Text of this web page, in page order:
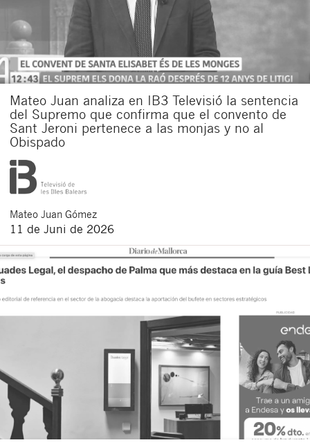
Mateo Juan analiza en IB3 Televisió la sentencia
del Supremo que confirma que el convento de
Sant Jeroni pertenece a las monjas y no al
Obispado
Mateo Juan Gómez
11 de Juni de 2026
Ich bin damit einverstanden, Mitteilungen über
neue Rechtsartikel zu erhalten.
Ich
akzeptiere
die
Bestimmungen
und
die
Datenschutzerklärung
Durch Klicken auf die Schaltfläche „Senden“ erklären Sie, die
folgenden grundlegenden Informationen zum Datenschutz gelesen zu
haben: Der Datenverantwortliche ist Buades Legal S.L. Der Zweck ist
die Aufmerksamkeit für Ihr Anliegen. Sie haben das Recht auf
Zugang, Berichtigung und Löschung der Daten sowie weitere Rechte,
die in derDatenschutzrichtlinie unserer Websiteerläutert werden.